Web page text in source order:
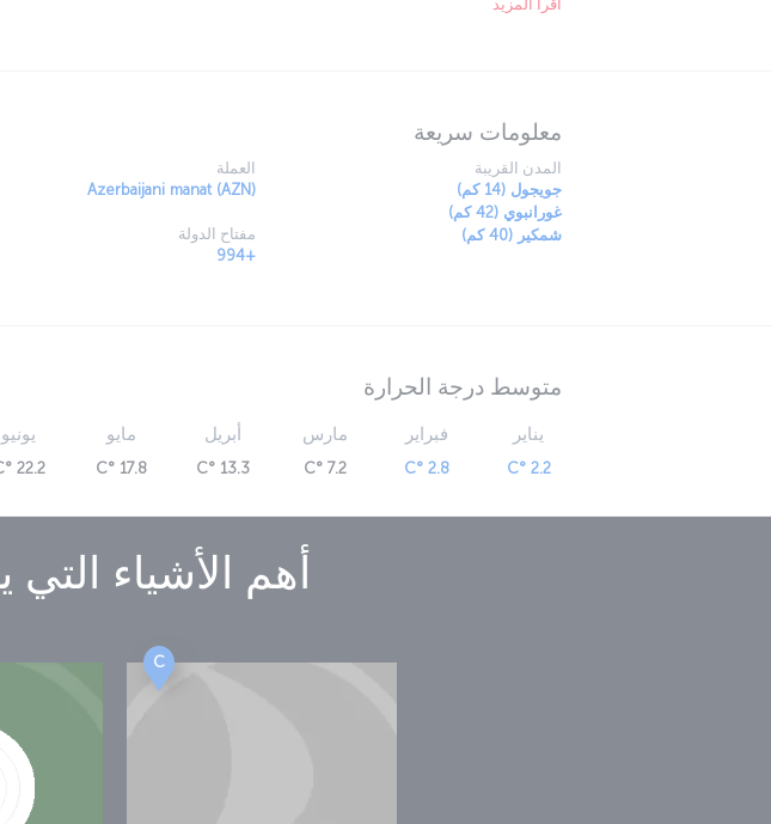
اقرأ المزيد
معلومات سريعة
المدن القريبة
جويجول (14 كم)
غورانبوي (42 كم)
شمكير (40 كم)
العملة
Azerbaijani manat (AZN)
مفتاح الدولة
+994
متوسط درجة الحرارة
يناير
2.2 °C
فبراير
2.8 °C
مارس
7.2 °C
أبريل
13.3 °C
مايو
17.8 °C
يونيو
22.2 °C
أهم الأشياء التي
C